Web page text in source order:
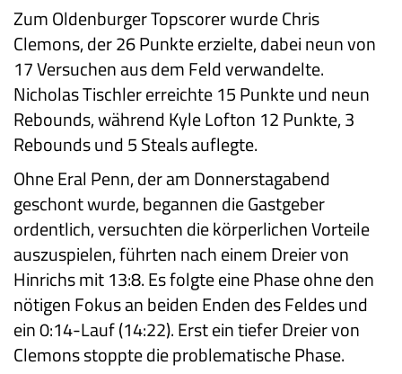
Zum Oldenburger Topscorer wurde Chris
Clemons, der 26 Punkte erzielte, dabei neun von
17 Versuchen aus dem Feld verwandelte.
Nicholas Tischler erreichte 15 Punkte und neun
Rebounds, während Kyle Lofton 12 Punkte, 3
Rebounds und 5 Steals auflegte.
Ohne Eral Penn, der am Donnerstagabend
geschont wurde, begannen die Gastgeber
ordentlich, versuchten die körperlichen Vorteile
auszuspielen, führten nach einem Dreier von
Hinrichs mit 13:8. Es folgte eine Phase ohne den
nötigen Fokus an beiden Enden des Feldes und
ein 0:14-Lauf (14:22). Erst ein tiefer Dreier von
Clemons stoppte die problematische Phase.